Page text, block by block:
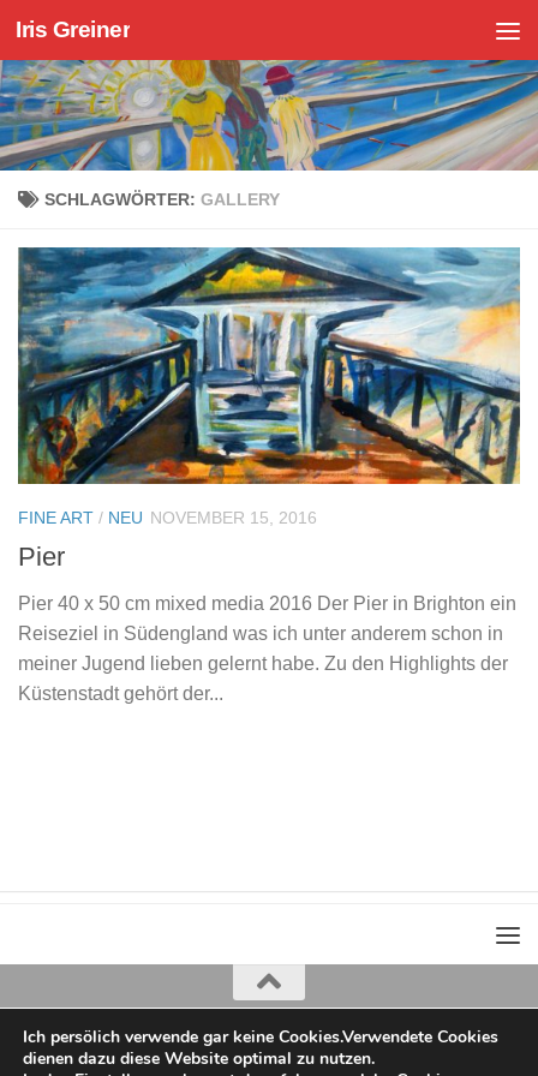
Zum Inhalt springen
Iris Greiner
SCHLAGWÖRTER: GALLERY
FINE ART / NEU NOVEMBER 15, 2016
Pier
Pier 40 x 50 cm mixed media 2016 Der Pier in Brighton ein
Reiseziel in Südengland was ich unter anderem schon in
meiner Jugend lieben gelernt habe. Zu den Highlights der
Küstenstadt gehört der...
Iris Greiner
copyright 2022
Ich persölich verwende gar keine Cookies.Verwendete Cookies
dienen dazu diese Website optimal zu nutzen.